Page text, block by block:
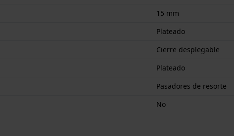
15 mm
Plateado
Cierre desplegable
Plateado
Pasadores de resorte
No